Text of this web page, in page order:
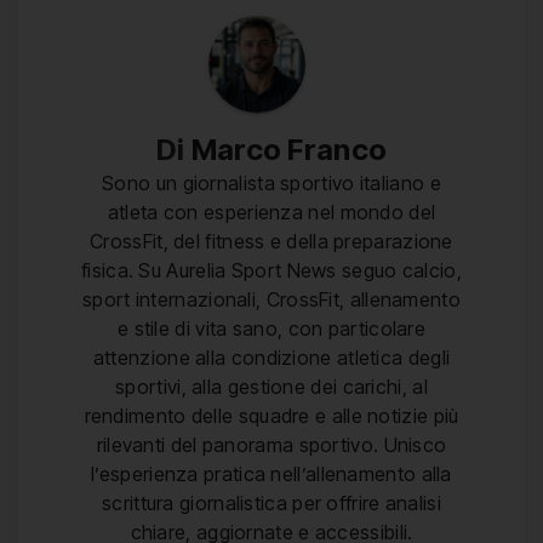
Di Marco Franco
Sono un giornalista sportivo italiano e
atleta con esperienza nel mondo del
CrossFit, del fitness e della preparazione
fisica. Su Aurelia Sport News seguo calcio,
sport internazionali, CrossFit, allenamento
e stile di vita sano, con particolare
attenzione alla condizione atletica degli
sportivi, alla gestione dei carichi, al
rendimento delle squadre e alle notizie più
rilevanti del panorama sportivo. Unisco
l’esperienza pratica nell’allenamento alla
scrittura giornalistica per offrire analisi
chiare, aggiornate e accessibili.